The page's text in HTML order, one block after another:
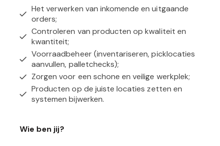
Het verwerken van inkomende en uitgaande
orders;
Controleren van producten opkwaliteit en
kwantiteit;
Voorraadbeheer (inventariseren, picklocaties
aanvullen, palletchecks);
Zorgen voor een schone en veilige werkplek;
Producten op de juiste locaties zetten en
systemen bijwerken.
Wie ben jij?